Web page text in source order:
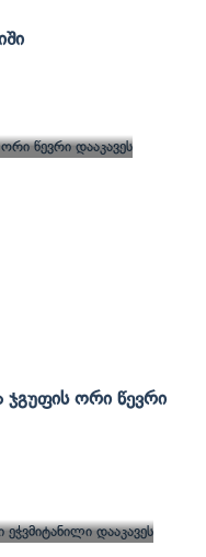
Ჯგუფის Ორი Წევრი